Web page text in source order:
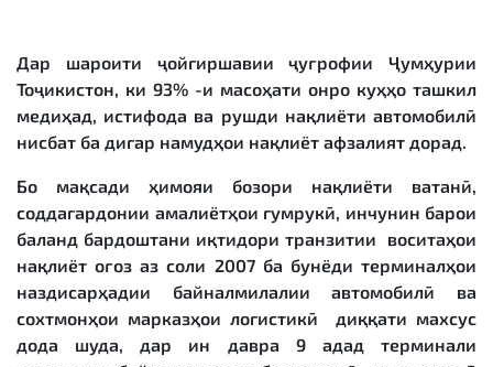
Дар шароити ҷойгиршавии ҷуғрофии Ҷумҳурии
Тоҷикистон, ки 93% -и масоҳати онро куҳҳо ташкил
медиҳад, истифода ва рушди нақлиёти автомобилӣ
нисбат ба дигар намудҳои нақлиёт афзалият дорад.
Бо мақсади ҳимояи бозори нақлиёти ватанӣ,
соддагардонии амалиётҳои гумрукӣ, инчунин барои
баланд бардоштани иқтидори транзитии воситаҳои
нақлиёт оғоз аз соли 2007 ба бунёди терминалҳои
наздисарҳадии байналмилалии автомобилӣ ва
сохтмонҳои марказҳои логистикӣ диққати махсус
дода шуда, дар ин давра 9 адад терминали